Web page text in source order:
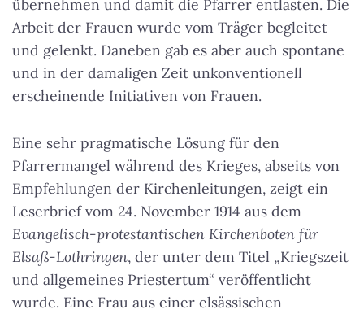
übernehmen und damit die Pfarrer entlasten. Die
Arbeit der Frauen wurde vom Träger begleitet
und gelenkt. Daneben gab es aber auch spontane
und in der damaligen Zeit unkonventionell
erscheinende Initiativen von Frauen.
Eine sehr pragmatische Lösung für den
Pfarrermangel während des Krieges, abseits von
Empfehlungen der Kirchenleitungen, zeigt ein
Leserbrief vom 24. November 1914 aus dem
Evangelisch-protestantischen Kirchenboten für
Elsaß-Lothringen, der unter dem Titel „Kriegszeit
und allgemeines Priestertum“ veröffentlicht
wurde. Eine Frau aus einer elsässischen